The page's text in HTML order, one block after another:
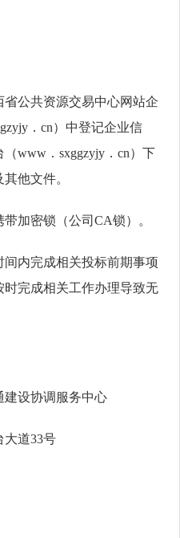
公共资源交易中心网站企
．cn）中登记企业信
www．sxggzyjy．cn）下
他文件。
加密锁（公司CA锁）。
内完成相关投标前期事项
完成相关工作办理导致无
建设协调服务中心
大道33号